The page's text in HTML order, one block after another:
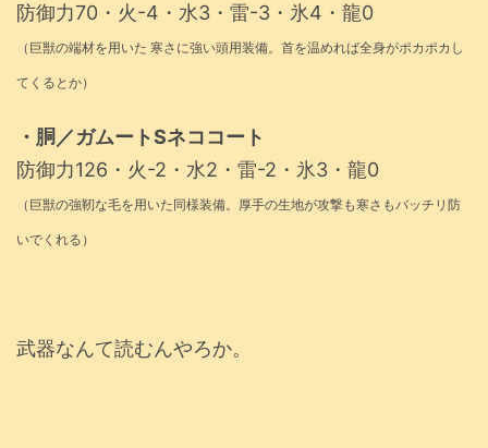
防御力70・火-4・水3・雷-3・氷4・龍0
（巨獣の端材を用いた 寒さに強い頭用装備。首を温めれば全身がポカポカし
てくるとか）
・胴／ガムートSネココート
防御力126・火-2・水2・雷-2・氷3・龍0
（巨獣の強靭な毛を用いた同様装備。厚手の生地が攻撃も寒さもバッチリ防
いでくれる）
武器なんて読むんやろか。